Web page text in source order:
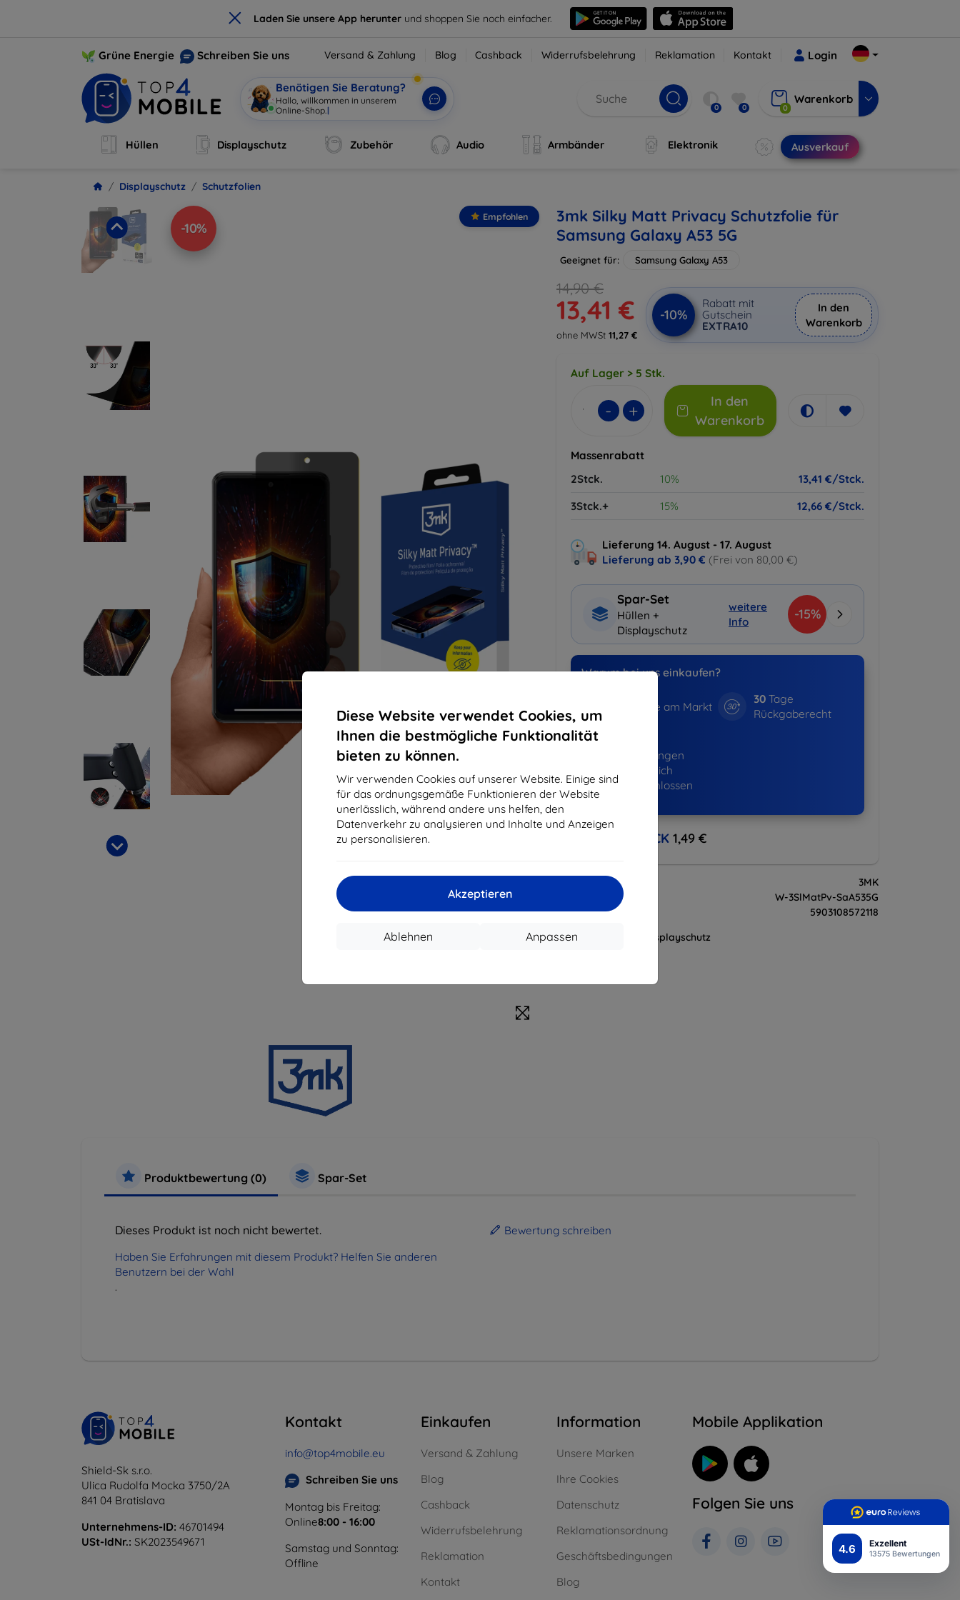
× Laden Sie unsere App herunter und shoppen Sie noch einfacher.
4.6 Exzellent
13575 Bewertungen
Diese Website verwendet Cookies, um
Ihnen die bestmögliche Funktionalität
bieten zu können.
Wir verwenden Cookies auf unserer Website. Einige sind
für das ordnungsgemäße Funktionieren der Website
unerlässlich, während andere uns helfen, den
Datenverkehr zu analysieren und Inhalte und Anzeigen
zu personalisieren.
Akzeptieren
Anpassen
Ablehnen
Grüne Energie Schreiben Sie uns Versand & Zahlung Blog Cashback Widerrufsbelehrung Reklamation Kontakt Login
Benötigen Sie Beratung?
Hallo, willkommen in unserem
Online-Shop | 0 0 0
Warenkorb
Hüllen Displayschutz Zubehör Audio Armbänder Elektronik Ausverkauf
Displayschutz Schutzfolien
-10%
Empfohlen
3mk Silky Matt Privacy Schutzfolie für
Samsung Galaxy A53 5G
Geeignet für: Samsung Galaxy A53
14,90 €
13,41 €
ohne MWSt 11,27 €
-10%
Rabatt mit
Gutschein
EXTRA10
In den
Warenkorb
Auf Lager > 5 Stk.
- +
In den
Warenkorb
Massenrabatt
2Stck.
10%
13,41 €/Stck.
3Stck.+
15% 12,66 €/Stck.
Lieferung 14. August - 17. August
Lieferung ab 3,90 € (Frei von 80,00 €)
Spar-Set
Hüllen +
Displayschutz
weitere
Info
-15%
Warum bei uns einkaufen?
Jahre am Markt
30Tage
Rückgaberecht
Bestellungen
erfolgreich
abgeschlossen
CASHBACK 1,49 €
3MK
Produktnummer
W-3SlMatPv-SaA535G
EAN
5903108572118
Schutzfolien
Displayschutz
Produktbewertung (0) Spar-Set
Dieses Produkt ist noch nicht bewertet.
Haben Sie Erfahrungen mit diesem Produkt? Helfen Sie anderen
Benutzern bei der Wahl
.
Bewertung schreiben
Shield-Sk s.r.o.
Ulica Rudolfa Mocka 3750/2A
841 04 Bratislava
Unternehmens-ID: 46701494
USt-IdNr.: SK2023549671
Kontakt
info@top4mobile.eu
Schreiben Sie uns
Montag bis Freitag:
Online8:00 - 16:00
Samstag und Sonntag:
Offline
Einkaufen
Versand & Zahlung
Blog
Cashback
Widerrufsbelehrung
Reklamation
Kontakt
Information
Unsere Marken
Ihre Cookies
Datenschutz
Reklamationsordnung
Geschäftsbedingungen
Blog
Mobile Applikation
Folgen Sie uns